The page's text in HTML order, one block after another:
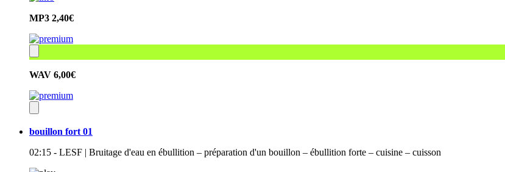
MP3 2,40€
WAV 6,00€
bouillon fort 01
02:15 - LESF | Bruitage d'eau en ébullition – préparation d'un bouillon – ébullition forte – cuisine – cuisson